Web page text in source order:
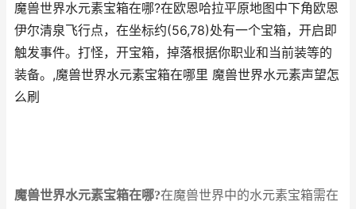
魔兽世界水元素宝箱在哪?在欧恩哈拉平原地图中下角欧恩
伊尔清泉飞行点，在坐标约(56,78)处有一个宝箱，开启即
触发事件。打怪，开宝箱，掉落根据你职业和当前装等的
装备。,魔兽世界水元素宝箱在哪里 魔兽世界水元素声望怎
么刷
魔兽世界水元素宝箱在哪?在魔兽世界中的水元素宝箱需在